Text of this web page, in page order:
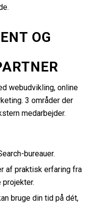
OG
webudvikling, online
3 områder der
medarbejder.
bureauer.
af praktisk erfaring fra
bruge din tid på dét,